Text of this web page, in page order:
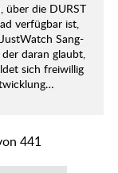
über die DURST
verfügbar ist,
Sang-
daran glaubt,
sich freiwillig
441